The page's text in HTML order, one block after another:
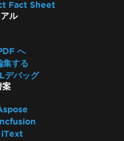
Fact Sheet
ル
へ
集する
デバッグ
案
iText